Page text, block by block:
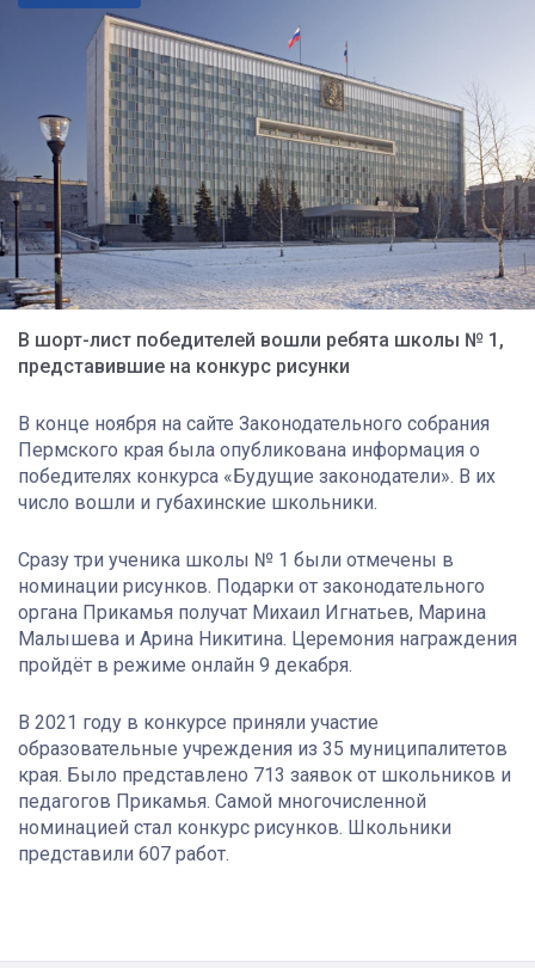
В шорт-лист победителей вошли ребята школы № 1,
представившие на конкурс рисунки
В конце ноября на сайте Законодательного собрания
Пермского края была опубликована информация о
победителях конкурса «Будущие законодатели». В их
число вошли и губахинские школьники.
Сразу три ученика школы № 1 были отмечены в
номинации рисунков. Подарки от законодательного
органа Прикамья получат Михаил Игнатьев, Марина
Малышева и Арина Никитина. Церемония награждения
пройдёт в режиме онлайн 9 декабря.
В 2021 году в конкурсе приняли участие
образовательные учреждения из 35 муниципалитетов
края. Было представлено 713 заявок от школьников и
педагогов Прикамья. Самой многочисленной
номинацией стал конкурс рисунков. Школьники
представили 607 работ.